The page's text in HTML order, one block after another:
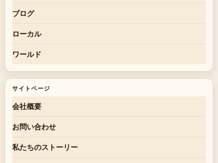
ブログ
ローカル
ワールド
サイトページ
会社概要
お問い合わせ
私たちのストーリー